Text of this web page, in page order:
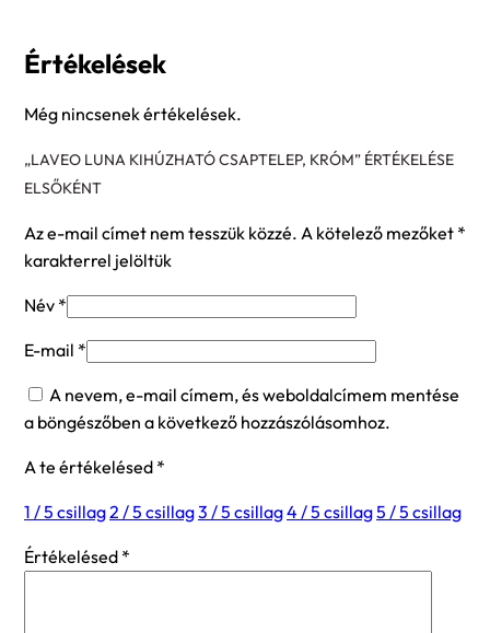
Értékelések
Még nincsenek értékelések.
„LAVEO LUNA KIHÚZHATÓ CSAPTELEP, KRÓM” ÉRTÉKELÉSE
ELSŐKÉNT
Az e-mail címet nem tesszük közzé. A kötelező mezőket *
karakterrel jelöltük
Név *
E-mail *
A nevem, e-mail címem, és weboldalcímem mentése
a böngészőben a következő hozzászólásomhoz.
A te értékelésed *
1 / 5 csillag2 / 5 csillag3 / 5 csillag4 / 5 csillag5 / 5 csillag
Értékelésed *